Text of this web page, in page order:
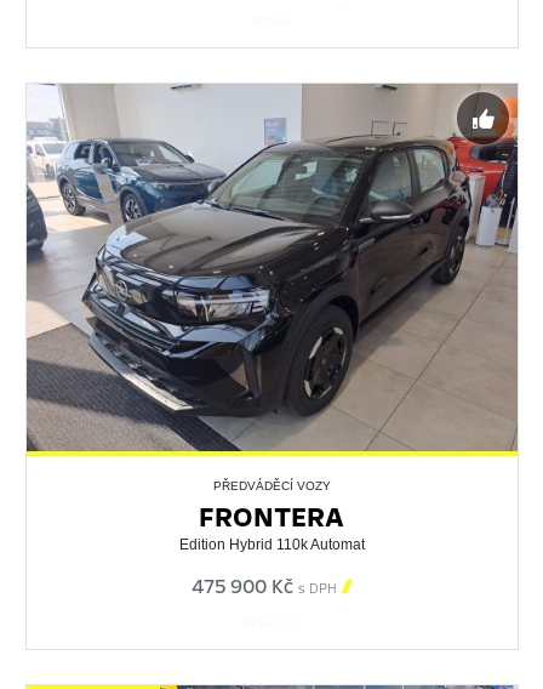
PŘEDVÁDĚCÍ VOZY
FRONTERA
Edition Hybrid 110k Automat
475 900 Kč s DPH 